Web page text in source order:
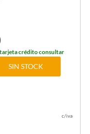
crédito consultar
SIN STOCK
c/iva